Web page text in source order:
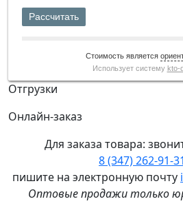
Рассчитать
Стоимость является
Использует систему kto-
Отгрузки
Онлайн-заказ
Для заказа товара:
8 (347) 262‑91‑31
пишите на электронную почту
Оптовые продажи только